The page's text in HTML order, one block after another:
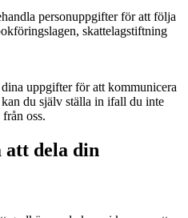
personuppgifter för att följa
skattelagstiftning
uppgifter för att kommunicera
du själv ställa in ifall du inte
oss.
dela din